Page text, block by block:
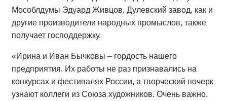
Мособлдумы Эдуард Живцов, Дулевский завод, как и
другие производители народных промыслов, также
получает господдержку.
«Ирина и Иван Бычковы – гордость нашего
предприятия. Их работы не раз признавались на
конкурсах и фестивалях России, а творческий почерк
узнают коллеги из Союза художников. Очень важно,